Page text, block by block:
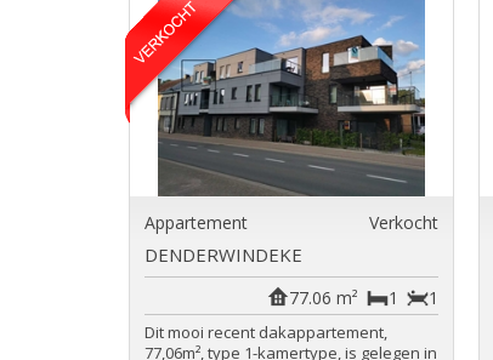
Appartement Verkocht
DENDERWINDEKE
1
1
77.06 m²
Dit mooi recent dakappartement,
77,06m², type 1-kamertype, is gelegen in